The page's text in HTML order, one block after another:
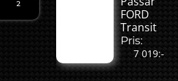
2
FORD
Transit
Pris:
7 019:-